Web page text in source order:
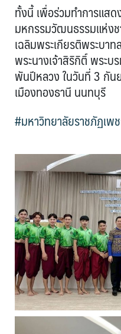
ทั้งนี้ เพื่อร่วมทำการแส
มหกรรมวัฒนธรรมแห่ง
เฉลิมพระเกียรติพระบาท
พระนางเจ้าสิริกิติ์ พระ
พันปีหลวง ในวันที่ 3 กั
เมืองทองธานี นนทบุรี
#มหาวิทยาลัยราชภัฏเพ